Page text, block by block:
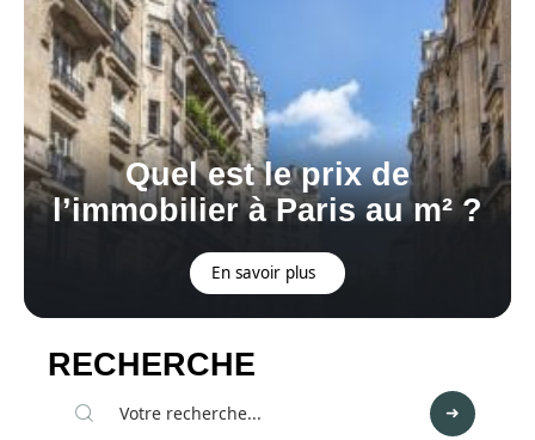
Quel est le prix de
l’immobilier à Paris au m² ?
En savoir plus
RECHERCHE